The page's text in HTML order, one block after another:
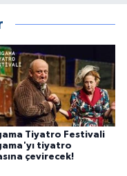
Tiyatro Festivali
tiyatro
çevirecek!